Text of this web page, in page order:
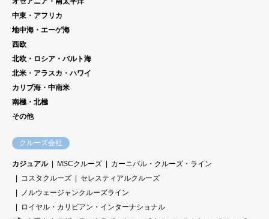
中東・アフリカ
地中海・エーゲ海
西欧
北欧・ロシア・バルト海
北米・アラスカ・ハワイ
カリブ海・中南米
南極・北極
その他
クルーズ会社
カジュアル MSCクルーズ
カーニバル・クルーズ・ライン
コスタクルーズ
セレスティアルクルーズ
ノルウェージャンクルーズライン
ロイヤル・カリビアン・インターナショナル